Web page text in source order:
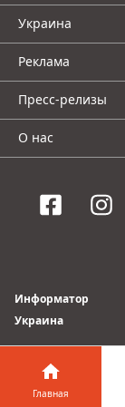
Украина
Реклама
Пресс-релизы
О нас
Информатор
Украина
Главная